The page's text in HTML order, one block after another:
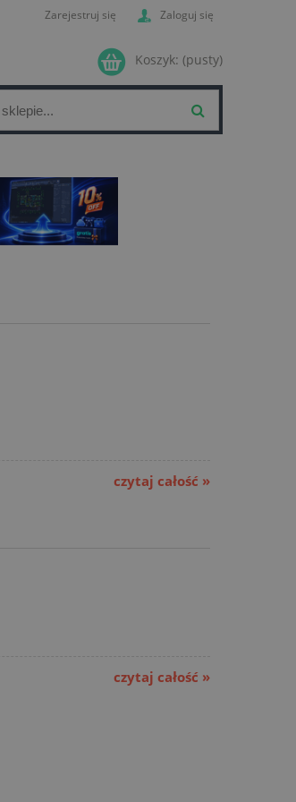
Zarejestruj się Zaloguj się
Koszyk: (pusty)
czytaj całość »
czytaj całość »